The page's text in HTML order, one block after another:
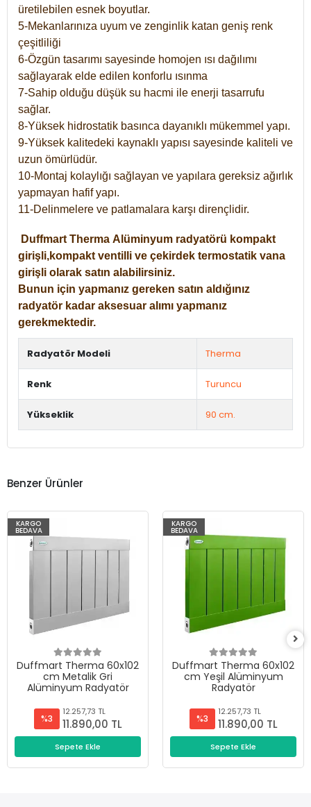
üretilebilen esnek boyutlar.
5-Mekanlarınıza uyum ve zenginlik katan geniş renk
çeşitliliği
6-Özgün tasarımı sayesinde homojen ısı dağılımı
sağlayarak elde edilen konforlu ısınma
7-Sahip olduğu düşük su hacmi ile enerji tasarrufu
sağlar.
8-Yüksek hidrostatik basınca dayanıklı mükemmel yapı.
9-Yüksek kalitedeki kaynaklı yapısı sayesinde kaliteli ve
uzun ömürlüdür.
10-Montaj kolaylığı sağlayan ve yapılara gereksiz ağırlık
yapmayan hafif yapı.
11-Delinmelere ve patlamalara karşı dirençlidir.
Duffmart Therma Alüminyum radyatörü kompakt
girişli,kompakt ventilli ve çekirdek termostatik vana
girişli olarak satın alabilirsiniz.
Bunun için yapmanız gereken satın aldığınız
radyatör kadar aksesuar alımı yapmanız
gerekmektedir.
Radyatör Modeli Therma
Renk Turuncu
Yükseklik 90 cm.
Benzer Ürünler
KARGO
BEDAVA
Duffmart Therma 60x102
cm Metalik Gri
Alüminyum Radyatör
%3
12.257,73 TL
11.890,00 TL
Sepete Ekle
KARGO
BEDAVA
Duffmart Therma 60x102
cm Yeşil Alüminyum
Radyatör
%3
12.257,73 TL
11.890,00 TL
Sepete Ekle